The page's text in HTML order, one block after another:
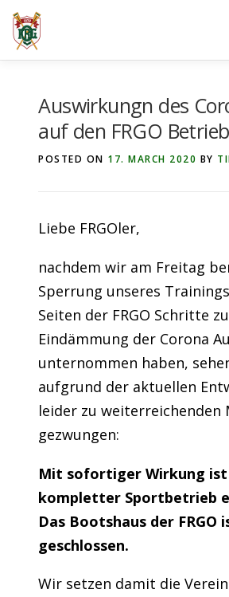
Skip
to
content
Auswirkungn des
auf den FRGO Betrieb
POSTED ON 17. MARCH 2020 BY
Liebe FRGOler,
nachdem wir am Freitag
Sperrung unseres
Seiten der FRGO Schritte
Eindämmung der Corona
unternommen haben,
aufgrund der aktuellen
leider zu weiterreichenden
gezwungen:
Mit sofortiger Wirkung ist
kompletter Sportbetrieb
Das Bootshaus der FRGO
geschlossen.
Wir setzen damit die